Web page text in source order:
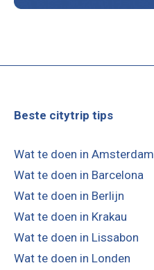
Beste citytrip tips
Wat te doen in Amsterdam
Wat te doen in Barcelona
Wat te doen in Berlijn
Wat te doen in Krakau
Wat te doen in Lissabon
Wat te doen in Londen